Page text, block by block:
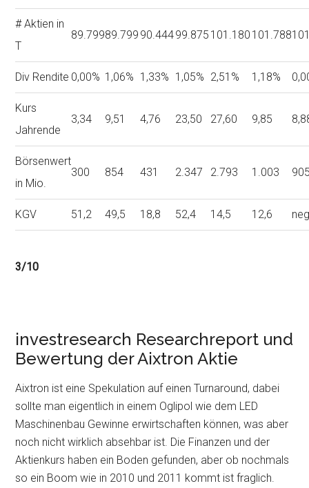
# Aktien in
T
89.79989.799 90.44499.875 101.180 101.788
Div Rendite 0,00% 1,06% 1,33% 1,05% 2,51% 1,18%
Kurs
Jahrende
3,34 9,51 4,76 23,50 27,60 9,85
Börsenwert
in Mio.
300 854 431 2.347 2.793 1.003
KGV 51,2 49,5 18,8 52,4 14,5 12,6
3/10
investresearch Researchreport und
Bewertung der Aixtron Aktie
Aixtron ist eine Spekulation auf einen Turnaround, dabei
sollte man eigentlich in einem Oglipol wie dem LED
Maschinenbau Gewinne erwirtschaften können, was aber
noch nicht wirklich absehbar ist. Die Finanzen und der
Aktienkurs haben ein Boden gefunden, aber ob nochmals
so ein Boom wie in 2010 und 2011 kommt ist fraglich.